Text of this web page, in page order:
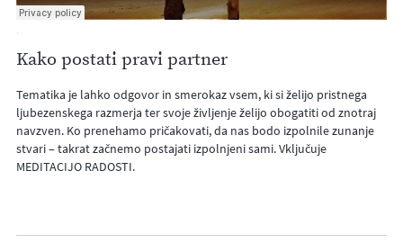
·
Kako postati pravi partner
Tematika je lahko odgovor in smerokaz vsem, ki si želijo pristnega
ljubezenskega razmerja ter svoje življenje želijo obogatiti od znotraj
navzven. Ko prenehamo pričakovati, da nas bodo izpolnile zunanje
stvari – takrat začnemo postajati izpolnjeni sami. Vključuje
MEDITACIJO RADOSTI.